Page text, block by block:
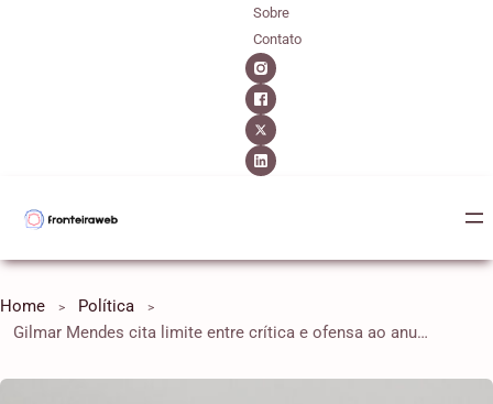
Sobre
Contato
Home
Política
Gilmar Mendes cita limite entre crítica e ofensa ao anunciar doação de indenização